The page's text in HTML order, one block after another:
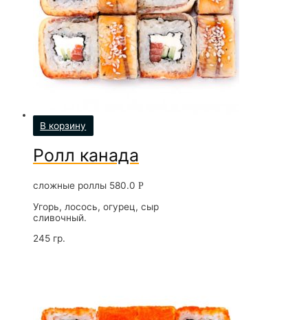
В корзину
Ролл канада
сложные роллы 580.0 Р
Угорь, лосось, огурец, сыр
сливочный.
245 гр.